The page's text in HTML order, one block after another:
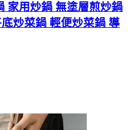
家用炒鍋 無塗層煎炒鍋
炒菜鍋 輕便炒菜鍋 導